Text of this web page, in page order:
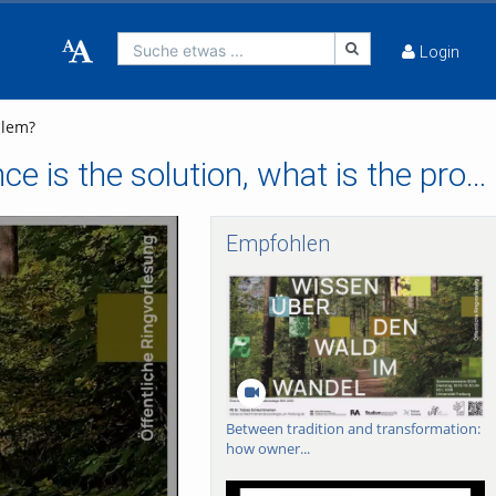
Suche etwas ... Login
EU forest policy-making (1992-2024): if governance is the solution, what is the problem?
Empfohlen
Between tradition and transformation:
how owner...